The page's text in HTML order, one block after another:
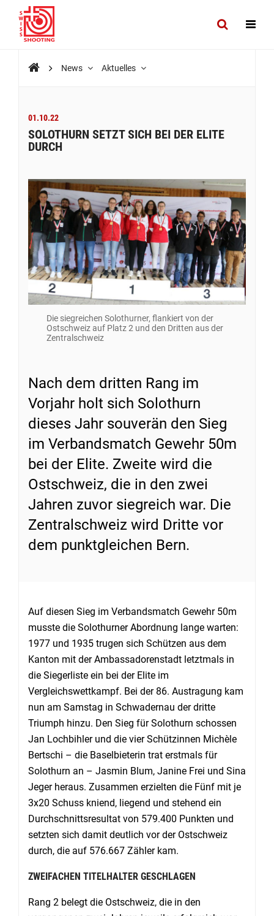
News Aktuelles
01.10.22
SOLOTHURN SETZT SICH BEI DER ELITE
DURCH
Die siegreichen Solothurner, flankiert von der
Ostschweiz auf Platz 2 und den Dritten aus der
Zentralschweiz
Nach dem dritten Rang im
Vorjahr holt sich Solothurn
dieses Jahr souverän den Sieg
im Verbandsmatch Gewehr 50m
bei der Elite. Zweite wird die
Ostschweiz, die in den zwei
Jahren zuvor siegreich war. Die
Zentralschweiz wird Dritte vor
dem punktgleichen Bern.
Auf diesen Sieg im Verbandsmatch Gewehr 50m
musste die Solothurner Abordnung lange warten:
1977 und 1935 trugen sich Schützen aus dem
Kanton mit der Ambassadorenstadt letztmals in
die Siegerliste ein bei der Elite im
Vergleichswettkampf. Bei der 86. Austragung kam
nun am Samstag in Schwadernau der dritte
Triumph hinzu. Den Sieg für Solothurn schossen
Jan Lochbihler und die vier Schützinnen Michèle
Bertschi – die Baselbieterin trat erstmals für
Solothurn an – Jasmin Blum, Janine Frei und Sina
Jeger heraus. Zusammen erzielten die Fünf mit je
3x20 Schuss kniend, liegend und stehend ein
Durchschnittsresultat von 579.400 Punkten und
setzten sich damit deutlich vor der Ostschweiz
durch, die auf 576.667 Zähler kam.
ZWEIFACHEN TITELHALTER GESCHLAGEN
Rang 2 belegt die Ostschweiz, die in den